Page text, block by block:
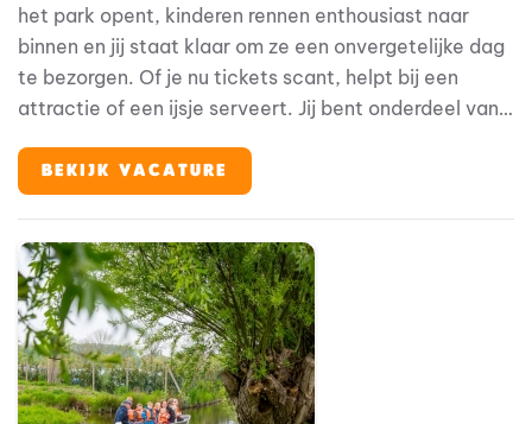
het park opent, kinderen rennen enthousiast naar
binnen en jij staat klaar om ze een onvergetelijke dag
te bezorgen. Of je nu tickets scant, helpt bij een
attractie of een ijsje serveert. Jij bent onderdeel van
Woezel en Pip, waar alles draait om plezier,
verwondering en jezelf kunnen zijn. En jij? Jij zorgt
eerste moment. Geen dag is hetzelfde en juist dát
maakt deze baan zo leuk. Momenteel geldt voor deze
functie een wachtlijst. Solliciteren is uiteraard
mogelijk; wij nemen contact op zodra er ruimte
beschikbaar is.
BEKIJK VACATURE